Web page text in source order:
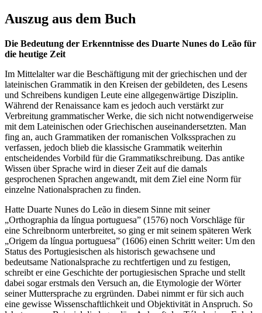
Auszug aus dem Buch
Die Bedeutung der Erkenntnisse des Duarte Nunes do Leão für
die heutige Zeit
Im Mittelalter war die Beschäftigung mit der griechischen und der
lateinischen Grammatik in den Kreisen der gebildeten, des Lesens
und Schreibens kundigen Leute eine allgegenwärtige Disziplin.
Während der Renaissance kam es jedoch auch verstärkt zur
Verbreitung grammatischer Werke, die sich nicht notwendigerweise
mit dem Lateinischen oder Griechischen auseinandersetzten. Man
fing an, auch Grammatiken der romanischen Volkssprachen zu
verfassen, jedoch blieb die klassische Grammatik weiterhin
entscheidendes Vorbild für die Grammatikschreibung. Das antike
Wissen über Sprache wird in dieser Zeit auf die damals
gesprochenen Sprachen angewandt, mit dem Ziel eine Norm für
einzelne Nationalsprachen zu finden.
Hatte Duarte Nunes do Leão in diesem Sinne mit seiner
„Orthographia da língua portuguesa” (1576) noch Vorschläge für
eine Schreibnorm unterbreitet, so ging er mit seinem späteren Werk
„Origem da língua portuguesa” (1606) einen Schritt weiter: Um den
Status des Portugiesischen als historisch gewachsene und
bedeutsame Nationalsprache zu rechtfertigen und zu festigen,
schreibt er eine Geschichte der portugiesischen Sprache und stellt
dabei sogar erstmals den Versuch an, die Etymologie der Wörter
seiner Muttersprache zu ergründen. Dabei nimmt er für sich auch
eine gewisse Wissenschaftlichkeit und Objektivität in Anspruch. So